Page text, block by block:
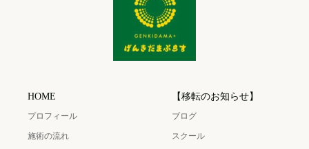
HOME
プロフィール
施術の流れ
【移転のお知らせ】
ブログ
スクール